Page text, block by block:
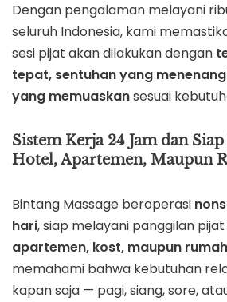
Dengan pengalaman melayani
seluruh Indonesia, kami
sesi pijat akan dilakukan dengan
tepat, sentuhan yang
yang memuaskansesuai
Sistem Kerja 24 Jam dan
Hotel, Apartemen, Maupun
Bintang Massage beroperasi
hari, siap melayani panggilan
apartemen, kost, maupun
memahami bahwa kebutuhan
kapan saja — pagi, siang, sore,